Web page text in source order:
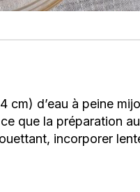
cm) d’eau à peine
que la préparation
incorporer